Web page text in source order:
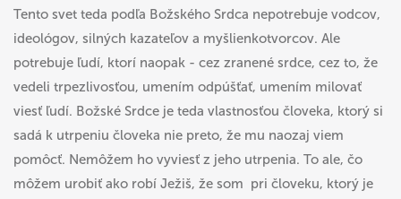
Tento svet teda podľa Božského Srdca nepotrebuje vodcov,
ideológov, silných kazateľov a myšlienkotvorcov. Ale
potrebuje ľudí, ktorí naopak - cez zranené srdce, cez to, že
vedeli trpezlivosťou, umením odpúšťať, umením milovať
viesť ľudí. Božské Srdce je teda vlastnosťou človeka, ktorý si
sadá k utrpeniu človeka nie preto, že mu naozaj viem
pomôcť. Nemôžem ho vyviesť z jeho utrpenia. To ale, čo
môžem urobiť ako robí Ježiš, že som pri človeku, ktorý je